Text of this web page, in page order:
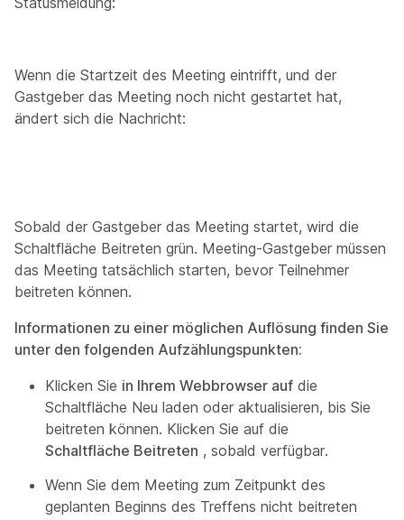
Wenn die Startzeit des Meeting eintrifft, und der
Gastgeber das Meeting noch nicht gestartet hat,
ändert sich die Nachricht:
Sobald der Gastgeber das Meeting startet, wird die
Schaltfläche Beitreten grün. Meeting-Gastgeber müssen
das Meeting tatsächlich starten, bevor Teilnehmer
beitreten können.
Informationen zu einer möglichen Auflösung finden Sie
unter den folgenden Aufzählungspunkten:
Klicken Sie in Ihrem Webbrowser auf die
Schaltfläche Neu laden oder aktualisieren, bis Sie
beitreten können. Klicken Sie auf die
Schaltfläche Beitreten , sobald verfügbar.
Wenn Sie dem Meeting zum Zeitpunkt des
geplanten Beginns des Treffens nicht beitreten